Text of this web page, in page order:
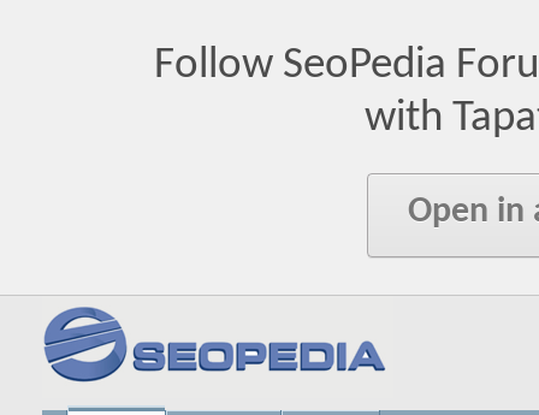
Follow SeoPedia
with
Open in